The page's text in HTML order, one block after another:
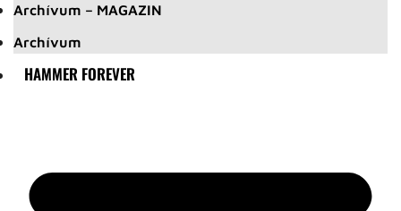
Archívum – MAGAZIN
Archívum
HAMMER FOREVER